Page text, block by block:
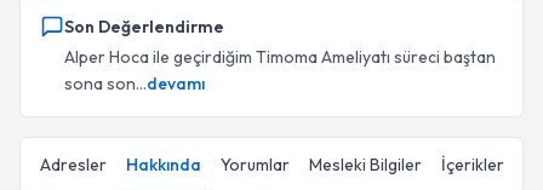
Son Değerlendirme
Alper Hoca ile geçirdiğim Timoma Ameliyatı süreci baştan
sona son...devamı
Adresler Hakkında Yorumlar Mesleki Bilgiler İçerikler